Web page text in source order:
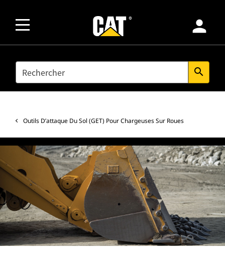
person
SEARCH search
Outils D’attaque Du Sol (GET) Pour Chargeuses Sur Roues